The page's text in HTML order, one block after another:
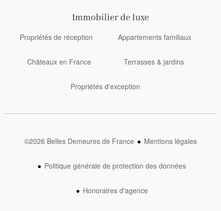
Immobilier de luxe
Propriétés de réception Appartements familiaux
Châteaux en France Terrasses & jardins
Propriétés d'exception
©2026 Belles Demeures de France Mentions légales
Politique générale de protection des données
Honoraires d'agence